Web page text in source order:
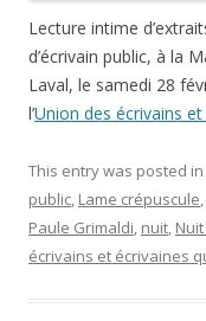
Lecture intime
d’écrivain public, à la
Laval, le samedi 28
l’Union des écrivains
This entry was posted in
public Lame crépuscule
Paule Grimaldi nuit
écrivains et écrivaines